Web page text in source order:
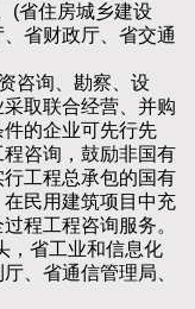
(省住房城乡建设
省财政厅、省交通
咨询、勘察、设
取联合经营、并购
的企业可先行先
咨询，鼓励非国有
工程总承包的国有
民用建筑项目中充
程工程咨询服务。
，省工业和信息化
、省通信管理局、